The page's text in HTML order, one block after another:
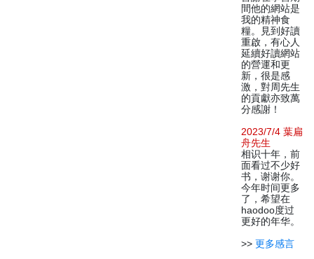
間他的網站是
我的精神食
糧。見到好讀
重啟，有心人
延續好讀網站
的營運和更
新，很是感
激，對周先生
的貢獻亦致萬
分感謝！
2023/7/4 葉扁
舟先生
相识十年，前
面看过不少好
书，谢谢你。
今年时间更多
了，希望在
haodoo度过
更好的年华。
>> 更多感言